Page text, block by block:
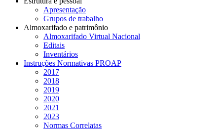
Apresentação
Grupos de trabalho
Almoxarifado e patrimônio
Almoxarifado Virtual Nacional
Editais
Inventários
Instruções Normativas PROAP
2017
2018
2019
2020
2021
2023
Normas Correlatas